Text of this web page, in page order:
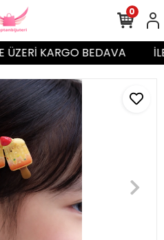
ÜZERİ KARGO BEDAVA
0